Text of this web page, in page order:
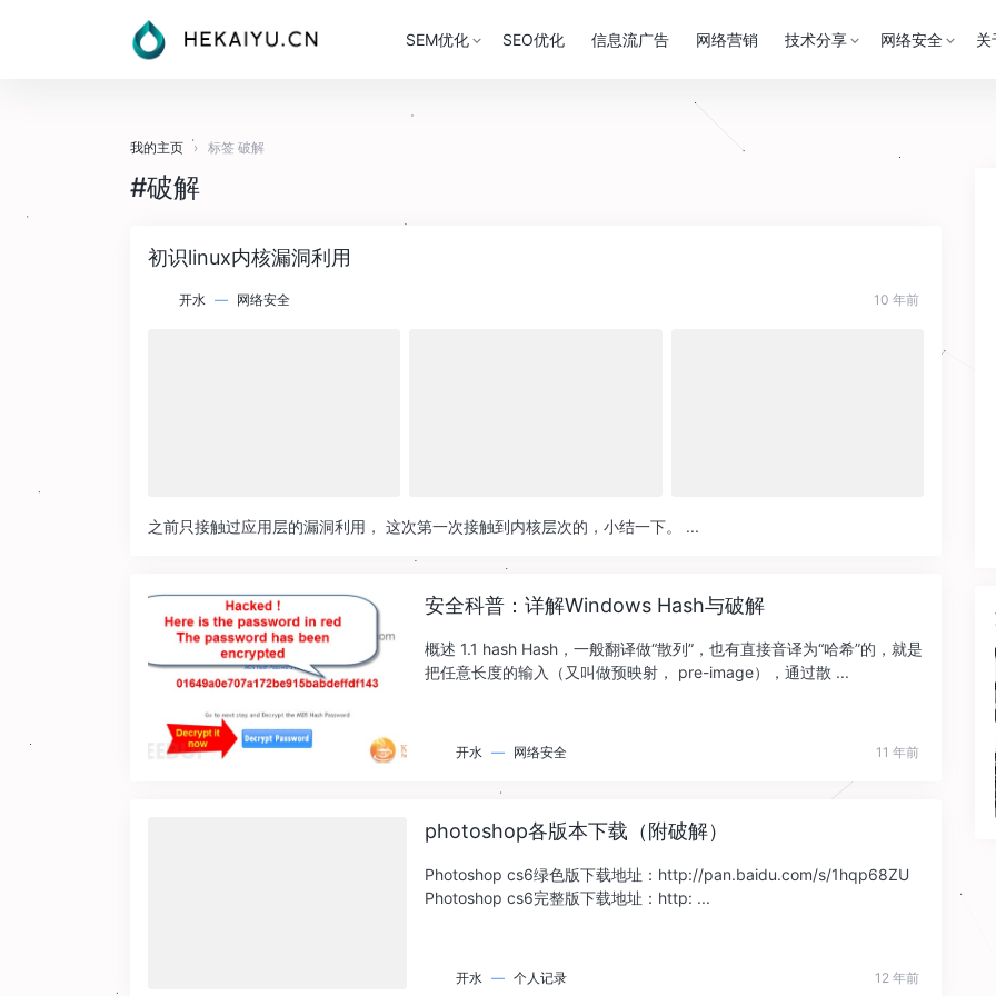
SEM优化 SEO优化 信息流广告 网络营销 技术分享 网络安全 关
我的主页 › 标签 破解
#破解
初识linux内核漏洞利用
开水 — 网络安全 10 年前
之前只接触过应用层的漏洞利用， 这次第一次接触到内核层次的，小结一下。 ...
安全科普：详解Windows Hash与破解
‍概述‍ ‍‍1.1 hash‍‍ Hash，一般翻译做“散列”，也有直接音译为“哈希”的，就是
把任意长度的输入（又叫做预映射， pre-image），通过散 ...
开水 — 网络安全 11 年前
photoshop各版本下载（附破解）
Photoshop cs6绿色版下载地址：http://pan.baidu.com/s/1hqp68ZU
Photoshop cs6完整版下载地址：http: ...
开水 — 个人记录 12 年前